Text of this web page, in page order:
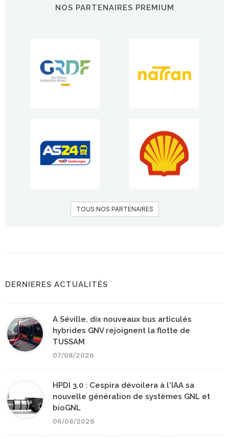
NOS PARTENAIRES PREMIUM
TOUS NOS PARTENAIRES
DERNIERES ACTUALITÉS
A Séville, dix nouveaux bus articulés
hybrides GNV rejoignent la flotte de
TUSSAM
07/08/2026
HPDI 3.0 : Cespira dévoilera à l'IAA sa
nouvelle génération de systèmes GNL et
bioGNL
06/08/2026